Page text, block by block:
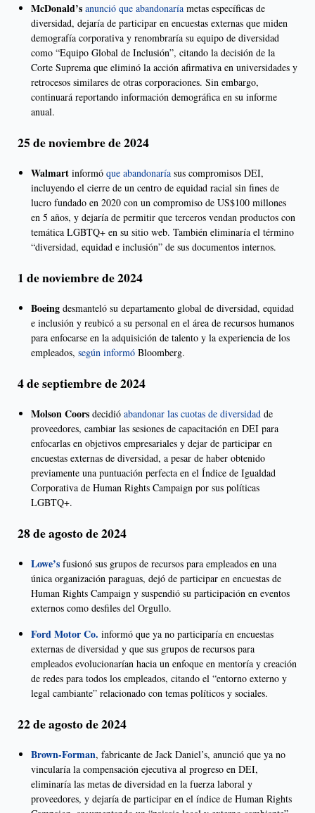
McDonald’s anunció que abandonaría metas específicas de
diversidad, dejaría de participar en encuestas externas que miden
demografía corporativa y renombraría su equipo de diversidad
como “Equipo Global de Inclusión”, citando la decisión de la
Corte Suprema que eliminó la acción afirmativa en universidades y
retrocesos similares de otras corporaciones. Sin embargo,
continuará reportando información demográfica en su informe
anual.
25 de noviembre de 2024
Walmart informó que abandonaría sus compromisos DEI,
incluyendo el cierre de un centro de equidad racial sin fines de
lucro fundado en 2020 con un compromiso de US$100 millones
en 5 años, y dejaría de permitir que terceros vendan productos con
temática LGBTQ+ en su sitio web. También eliminaría el término
“diversidad, equidad e inclusión” de sus documentos internos.
1 de noviembre de 2024
Boeing desmanteló su departamento global de diversidad, equidad
e inclusión y reubicó a su personal en el área de recursos humanos
para enfocarse en la adquisición de talento y la experiencia de los
empleados, según informó Bloomberg.
4 de septiembre de 2024
Molson Coors decidió abandonar las cuotas de diversidad de
proveedores, cambiar las sesiones de capacitación en DEI para
enfocarlas en objetivos empresariales y dejar de participar en
encuestas externas de diversidad, a pesar de haber obtenido
previamente una puntuación perfecta en el Índice de Igualdad
Corporativa de Human Rights Campaign por sus políticas
LGBTQ+.
28 de agosto de 2024
Lowe’s fusionó sus grupos de recursos para empleados en una
única organización paraguas, dejó de participar en encuestas de
Human Rights Campaign y suspendió su participación en eventos
externos como desfiles del Orgullo.
Ford Motor Co. informó que ya no participaría en encuestas
externas de diversidad y que sus grupos de recursos para
empleados evolucionarían hacia un enfoque en mentoría y creación
de redes para todos los empleados, citando el “entorno externo y
legal cambiante” relacionado con temas políticos y sociales.
22 de agosto de 2024
Brown-Forman, fabricante de Jack Daniel’s, anunció que ya no
vincularía la compensación ejecutiva al progreso en DEI,
eliminaría las metas de diversidad en la fuerza laboral y
proveedores, y dejaría de participar en el índice de Human Rights